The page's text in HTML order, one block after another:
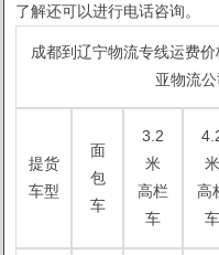
了解还可以进行电话咨询。
成都到辽宁物流专线运费
亚物流
提货
车型
面
包
车
3.2
米
高栏
车
米
高
车